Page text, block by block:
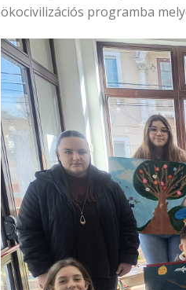
ökocivilizációs programba